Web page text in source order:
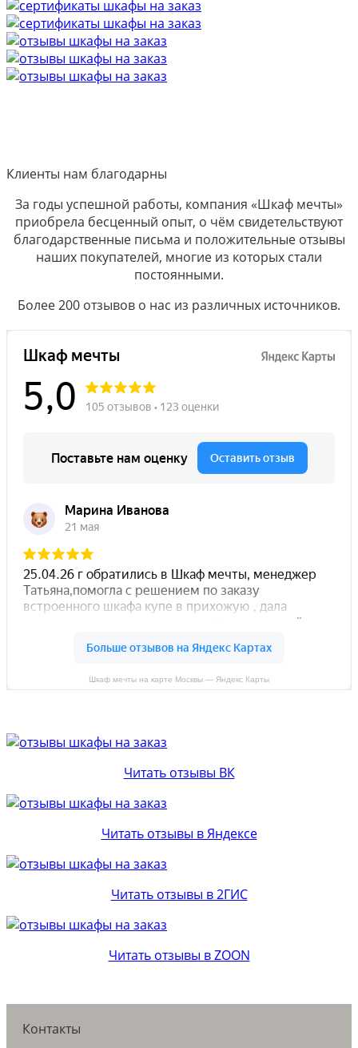
Клиенты нам благодарны
За годы успешной работы, компания «Шкаф мечты»
приобрела бесценный опыт, о чём свидетельствуют
благодарственные письма и положительные отзывы
наших покупателей, многие из которых стали
постоянными.
Более 200 отзывов о нас из различных источников.
Шкаф мечты на карте Москвы — Яндекс Карты
Читать отзывы ВК
Читать отзывы в Яндексе
Читать отзывы в 2ГИС
Читать отзывы в ZOON
Контакты